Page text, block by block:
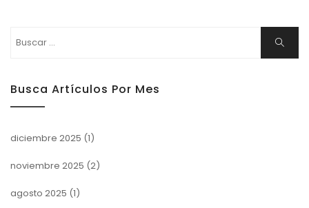
Buscar
Busca Artículos Por Mes
diciembre 2025 (1)
noviembre 2025 (2)
agosto 2025 (1)